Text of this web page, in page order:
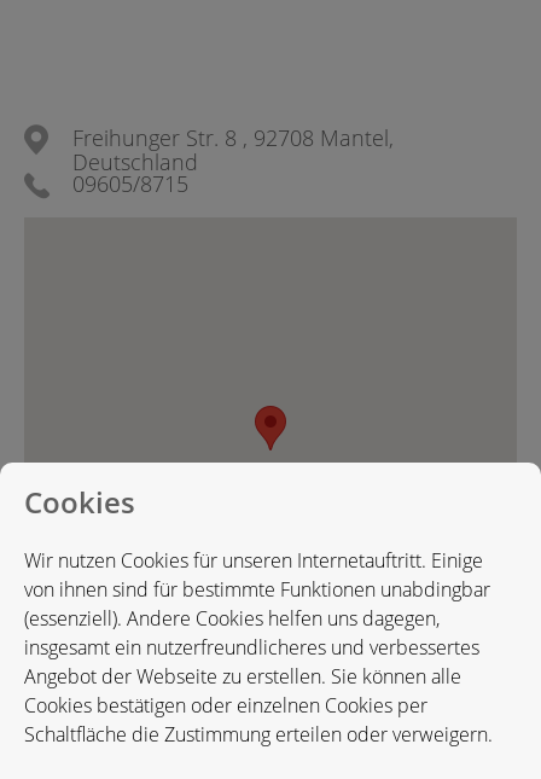
Freihunger Str. 8 , 92708 Mantel,
Deutschland
09605/8715
Karte in Google Maps öffnen
Cookies
Wir nutzen Cookies für unseren Internetauftritt. Einige
von ihnen sind für bestimmte Funktionen unabdingbar
(essenziell). Andere Cookies helfen uns dagegen,
insgesamt ein nutzerfreundlicheres und verbessertes
Angebot der Webseite zu erstellen. Sie können alle
Cookies bestätigen oder einzelnen Cookies per
Schaltfläche die Zustimmung erteilen oder verweigern.